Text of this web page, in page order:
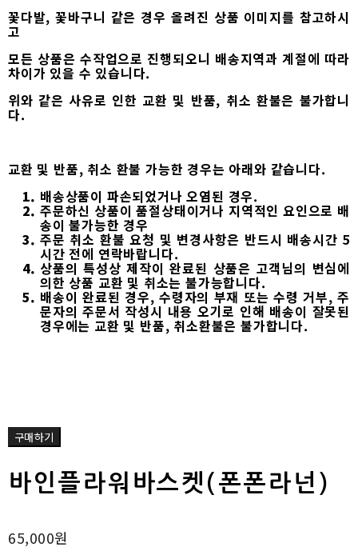
꽃다발, 꽃바구니 같은 경우 올려진 상품 이미지를 참고하시
고
모든 상품은 수작업으로 진행되오니 배송지역과 계절에 따라
차이가 있을 수 있습니다.
위와 같은 사유로 인한 교환 및 반품, 취소 환불은 불가합니
다.
교환 및 반품, 취소 환불 가능한 경우는 아래와 같습니다.
배송상품이 파손되었거나 오염된 경우.
주문하신 상품이 품절상태이거나 지역적인 요인으로 배
송이 불가능한 경우
주문 취소 환불 요청 및 변경사항은 반드시 배송시간 5
시간 전에 연락바랍니다.
상품의 특성상 제작이 완료된 상품은 고객님의 변심에
의한 상품 교환 및 취소는 불가능합니다.
배송이 완료된 경우, 수령자의 부재 또는 수령 거부, 주
문자의 주문서 작성시 내용 오기로 인해 배송이 잘못된
경우에는 교환 및 반품, 취소환불은 불가합니다.
구매하기
바인플라워바스켓(폰폰라넌)
65,000원